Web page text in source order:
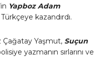
Yapboz Adam
kazandırdı.
Yaşmut, Suçun
yazmanın sırlarını ve